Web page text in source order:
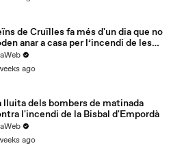
de Cruïlles fa més d'un dia que no
anar a casa per l’incendi de les
ago
lluita dels bombers de matinada
l'incendi de la Bisbal d'Empordà
ago